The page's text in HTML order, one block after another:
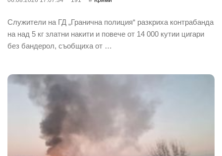
Служители на ГД „Гранична полиция“ разкриха контрабанда
на над 5 кг златни накити и повече от 14 000 кутии цигари
без бандерол, съобщиха от …